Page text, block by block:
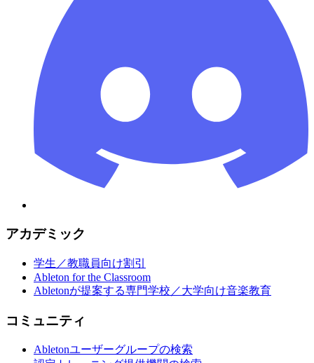
アカデミック
学生／教職員向け割引
Ableton for the Classroom
Abletonが提案する専門学校／大学向け音楽教育
コミュニティ
Abletonユーザーグループの検索